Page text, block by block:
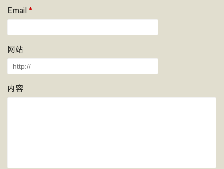
Email *
网站
内容